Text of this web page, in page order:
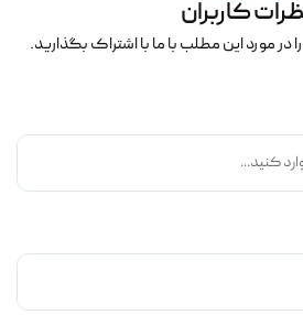
کاربران
در مورد این مطلب با ما با اشتراک بگذارید.